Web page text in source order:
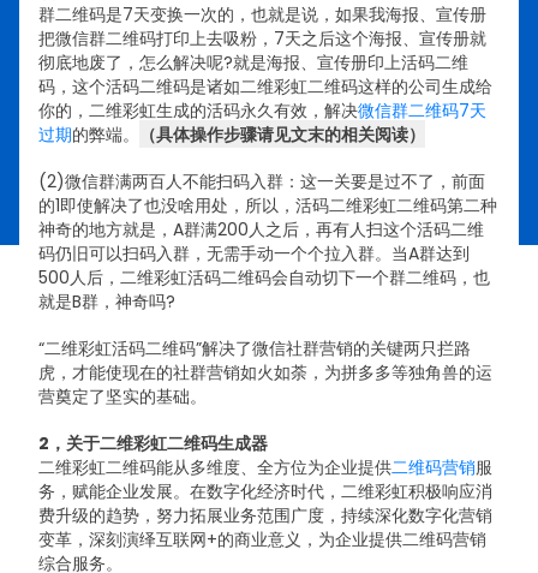
群二维码是7天变换一次的，也就是说，如果我海报、宣传册
把微信群二维码打印上去吸粉，7天之后这个海报、宣传册就
彻底地废了，怎么解决呢?就是海报、宣传册印上活码二维
码，这个活码二维码是诸如二维彩虹二维码这样的公司生成给
你的，二维彩虹生成的活码永久有效，解决微信群二维码7天
过期的弊端。
（具体操作步骤请见文末的相关阅读）
(2)微信群满两百人不能扫码入群：这一关要是过不了，前面
的1即使解决了也没啥用处，所以，活码二维彩虹二维码第二种
神奇的地方就是，A群满200人之后，再有人扫这个活码二维
码仍旧可以扫码入群，无需手动一个个拉入群。当A群达到
500人后，二维彩虹活码二维码会自动切下一个群二维码，也
就是B群，神奇吗?
“二维彩虹活码二维码”解决了微信社群营销的关键两只拦路
虎，才能使现在的社群营销如火如荼，为拼多多等独角兽的运
营奠定了坚实的基础。
2，关于二维彩虹二维码生成器
二维彩虹二维码能从多维度、全方位为企业提供二维码营销服
务，赋能企业发展。在数字化经济时代，二维彩虹积极响应消
费升级的趋势，努力拓展业务范围广度，持续深化数字化营销
变革，深刻演绎互联网+的商业意义，为企业提供二维码营销
综合服务。